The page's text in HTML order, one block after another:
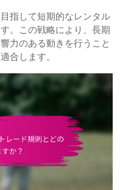
指して短期的なレンタル
。この戦略により、長期
力のある動きを行うこと
合します。